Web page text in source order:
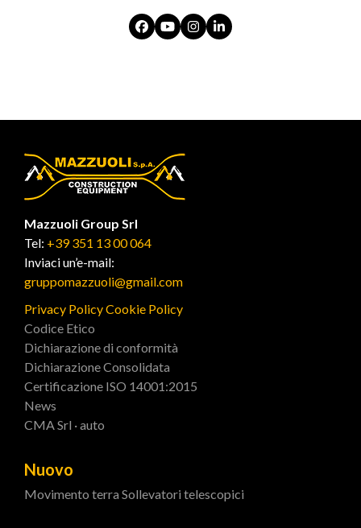
Facebook
YouTubeInstagram
LinkedIn
Mazzuoli Group Srl
Tel: +39 351 13 00 064
Inviaci un’e-mail:
gruppomazzuoli@gmail.com
Privacy PolicyCookie Policy
Codice Etico
Dichiarazione di conformità
Dichiarazione Consolidata
Certificazione ISO 14001:2015
News
CMA Srl · auto
Nuovo
Movimento terra Sollevatori telescopici